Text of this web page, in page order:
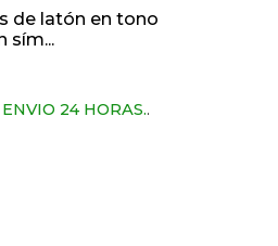
de latón en tono
sím...
24 HORAS..